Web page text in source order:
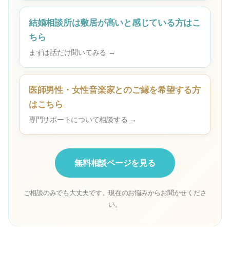
結婚相談所は敷居が高いと感じている方はこ
ちら
まずは話だけ聞いてみる →
医師男性・女性音楽家とのご縁を希望する方
はこちら
専門サポートについて相談する →
無料相談ページを見る
ご相談のみでも大丈夫です。現在のお悩みからお聞かせくださ
い。